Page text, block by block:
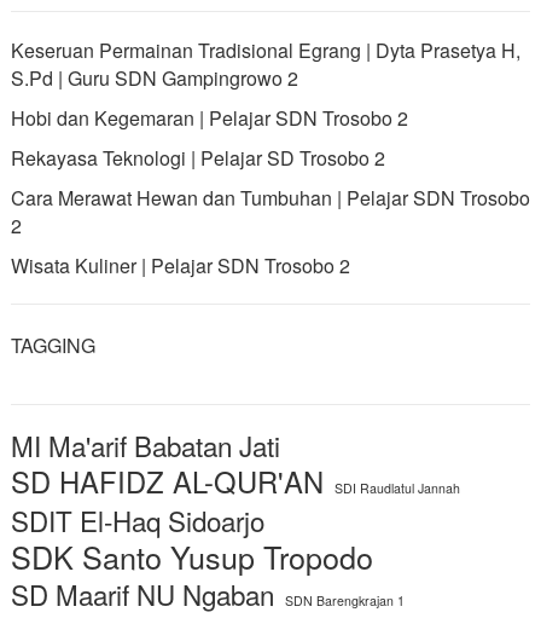
Keseruan Permainan Tradisional Egrang | Dyta Prasetya H,
S.Pd | Guru SDN Gampingrowo 2
Hobi dan Kegemaran | Pelajar SDN Trosobo 2
Rekayasa Teknologi | Pelajar SD Trosobo 2
Cara Merawat Hewan dan Tumbuhan | Pelajar SDN Trosobo
2
Wisata Kuliner | Pelajar SDN Trosobo 2
TAGGING
MI Ma'arif Babatan Jati
SD HAFIDZ AL-QUR'AN SDI Raudlatul Jannah
SDIT El-Haq Sidoarjo
SDK Santo Yusup Tropodo
SD Maarif NU Ngaban SDN Barengkrajan 1